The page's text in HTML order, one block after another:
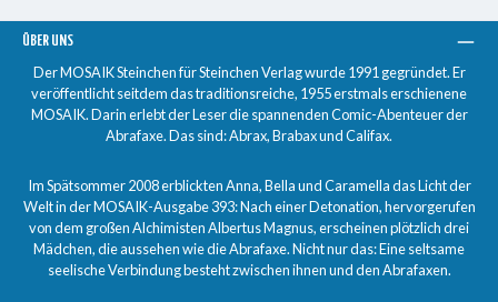
ÜBER UNS
Der MOSAIK Steinchen für Steinchen Verlag wurde 1991 gegründet. Er
veröffentlicht seitdem das traditionsreiche, 1955 erstmals erschienene
MOSAIK. Darin erlebt der Leser die spannenden Comic-Abenteuer der
Abrafaxe. Das sind: Abrax, Brabax und Califax.
Im Spätsommer 2008 erblickten Anna, Bella und Caramella das Licht der
Welt in der MOSAIK-Ausgabe 393: Nach einer Detonation, hervorgerufen
von dem großen Alchimisten Albertus Magnus, erscheinen plötzlich drei
Mädchen, die aussehen wie die Abrafaxe. Nicht nur das: Eine seltsame
seelische Verbindung besteht zwischen ihnen und den Abrafaxen.